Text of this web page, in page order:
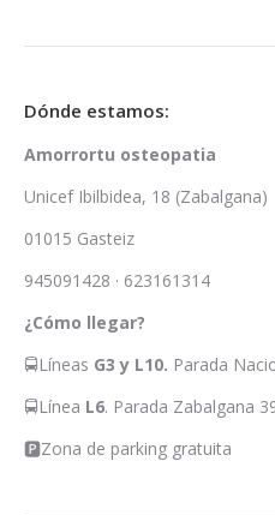
Dónde estamos:
Amorrortu osteopatia
Unicef Ibilbidea, 18 (Zabalgana)
01015 Gasteiz
945091428 · 623161314
¿Cómo llegar?
🚍Líneas G3 y L10. Parada
🚍Línea L6. Parada Zabalgana
🅿Zona de parking gratuita